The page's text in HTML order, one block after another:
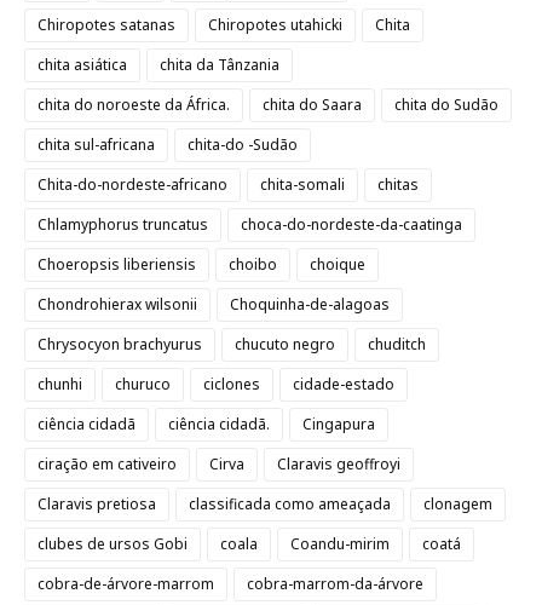
Chiropotes satanas
Chiropotes utahicki
Chita
chita asiática
chita da Tânzania
chita do noroeste da África.
chita do Saara
chita do Sudão
chita sul-africana
chita-do -Sudão
Chita-do-nordeste-africano
chita-somali
chitas
Chlamyphorus truncatus
choca-do-nordeste-da-caatinga
Choeropsis liberiensis
choibo
choique
Chondrohierax wilsonii
Choquinha-de-alagoas
Chrysocyon brachyurus
chucuto negro
chuditch
chunhi
churuco ciclones
cidade-estado
ciência cidadã
ciência cidadã.
Cingapura
ciração em cativeiro
Cirva
Claravis geoffroyi
Claravis pretiosa
classificada como ameaçada
clonagem
clubes de ursos Gobi
coala Coandu-mirim
coatá
cobra-de-árvore-marrom
cobra-marrom-da-árvore